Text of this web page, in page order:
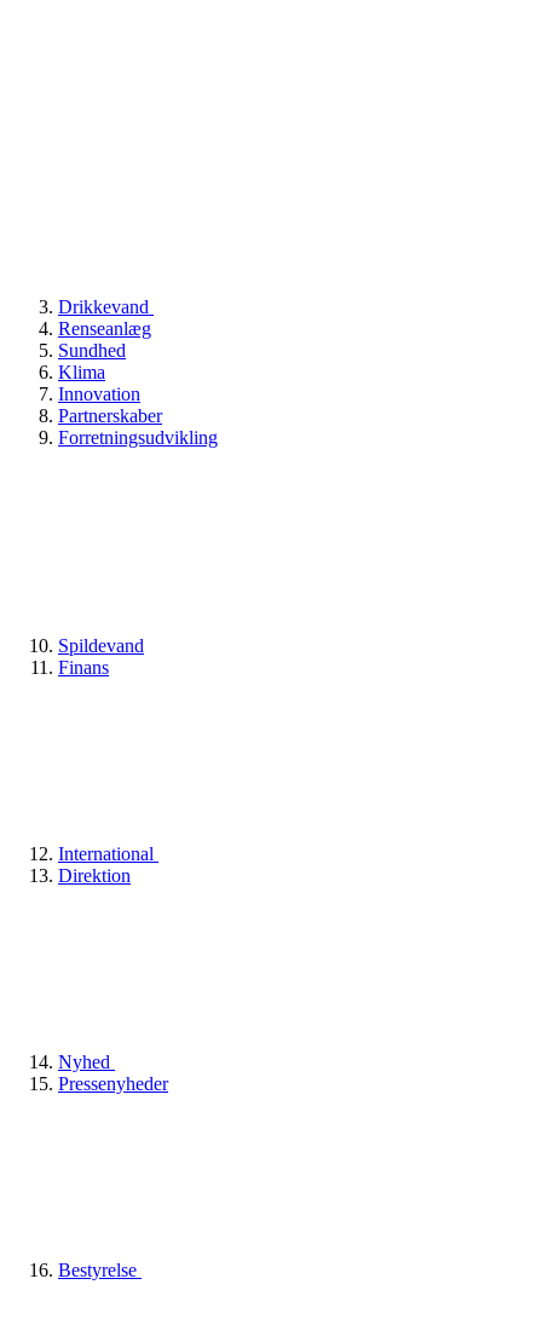
Drikkevand
Renseanlæg
Sundhed
Klima
Innovation
Partnerskaber
Forretningsudvikling
Spildevand
Finans
International
Direktion
Nyhed
Pressenyheder
Bestyrelse